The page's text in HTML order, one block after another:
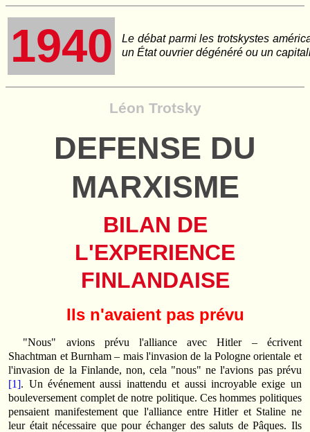
1940
Le débat parmi les trotskystes
un État ouvrier dégénéré ou un
Léon Trotsky
DEFENSE DU
MARXISME
BILAN DE
L'EXPERIENCE
FINLANDAISE
Ils n'avaient pas prévu
"Nous" avions prévu l'alliance avec Hitler – écrivent
Shachtman et Burnham – mais l'invasion de la Pologne orientale et
l'invasion de la Finlande, non, cela "nous" ne l'avions pas prévu
[1]. Un événement aussi inattendu et aussi incroyable exige un
bouleversement complet de notre politique. Ces hommes politiques
pensaient manifestement que l'alliance entre Hitler et Staline ne
leur était nécessaire que pour échanger des saluts de Pâques. Ils